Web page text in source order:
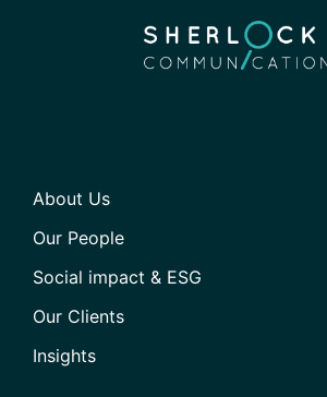
About Us
Our People
Social impact & ESG
Our Clients
Insights